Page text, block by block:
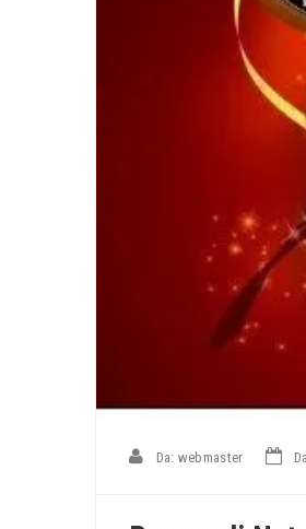
Da: webmaster